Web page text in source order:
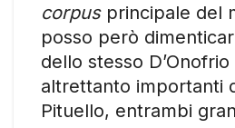
corpus principale del
posso però
dello stesso
altrettanto importanti
Pituello, entrambi